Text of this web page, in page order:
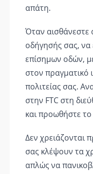
απάτη.
Όταν αισθάνεστε
οδήγησής σας, να
επίσημων οδών,
στον πραγματικό
πολιτείας σας.
στην FTC στη
και προωθήστε
Δεν χρειάζονται
σας κλέψουν τα
απλώς να